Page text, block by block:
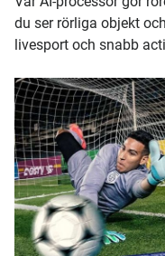
du ser rörliga objekt
livesport och snabb